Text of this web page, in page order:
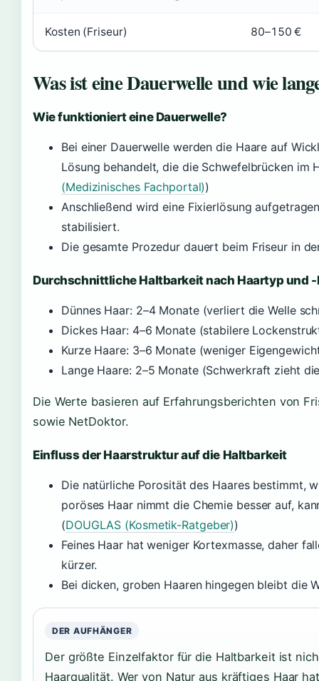
Kosten (Friseur) 80–150 €
Was ist eine Dauerwelle und wie
Wie funktioniert eine Dauerwelle?
Bei einer Dauerwelle werden die Haare auf
Lösung behandelt, die die Schwefelbrücken im
(Medizinisches Fachportal))
Anschließend wird eine Fixierlösung
stabilisiert.
Die gesamte Prozedur dauert beim Friseur in
Durchschnittliche Haltbarkeit nach Haartyp und
Dünnes Haar: 2–4 Monate (verliert die Welle
Dickes Haar: 4–6 Monate (stabilere
Kurze Haare: 3–6 Monate (weniger
Lange Haare: 2–5 Monate (Schwerkraft zieht
Die Werte basieren auf Erfahrungsberichten von
sowie NetDoktor.
Einfluss der Haarstruktur auf die Haltbarkeit
Die natürliche Porosität des Haares bestimmt,
poröses Haar nimmt die Chemie besser auf,
(DOUGLAS (Kosmetik-Ratgeber))
Feines Haar hat weniger Kortexmasse, daher
kürzer.
Bei dicken, groben Haaren hingegen bleibt die
DER AUFHÄNGER
Der größte Einzelfaktor für die Haltbarkeit ist
Haarqualität. Wer von Natur aus kräftiges Haar